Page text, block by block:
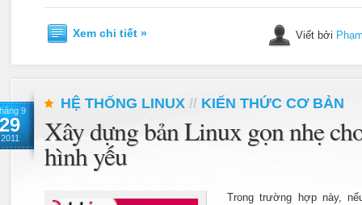
Xem chi tiết » Viết bởi
9
29
2011
HỆ THỐNG LINUX // KIẾN THỨC CƠ BẢN
Xây dựng bản Linux gọn nhẹ
hình yếu
Trong trường hợp này,